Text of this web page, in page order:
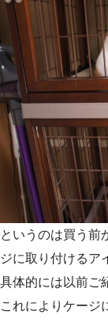
というのは買う前
ジに取り付けるア
具体的には以前ご
これによりケージ